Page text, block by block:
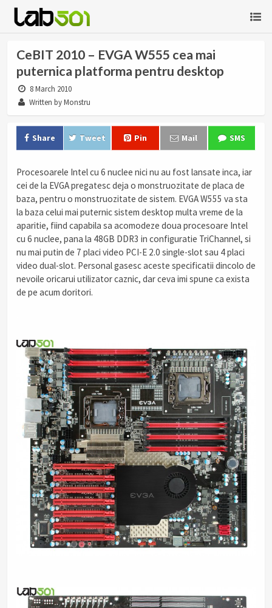
CeBIT 2010 – EVGA W555 cea mai
puternica platforma pentru desktop
8 March 2010
Written by Monstru
Share Tweet Pin Mail SMS
Procesoarele Intel cu 6 nuclee nici nu au fost lansate inca, iar
cei de la EVGA pregatesc deja o monstruozitate de placa de
baza, pentru o monstruozitate de sistem. EVGA W555 va sta
la baza celui mai puternic sistem desktop multa vreme de la
aparitie, fiind capabila sa acomodeze doua procesoare Intel
cu 6 nuclee, pana la 48GB DDR3 in configuratie TriChannel, si
nu mai putin de 7 placi video PCI-E 2.0 single-slot sau 4 placi
video dual-slot. Personal gasesc aceste specificatii dincolo de
nevoile oricarui utilizator caznic, dar ceva imi spune ca exista
de pe acum doritori.